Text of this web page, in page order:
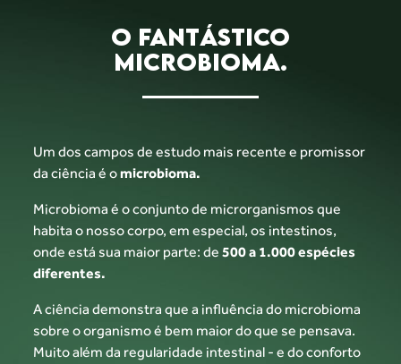
O FANTÁSTICO
MICROBIOMA.
Um dos campos de estudo mais recente e promissor
da ciência é omicrobioma.
Microbioma é o conjunto de microrganismos que
habita o nosso corpo, em especial, os intestinos,
onde está sua maior parte: de500 a 1.000espécies
diferentes.
A ciência demonstra que a influência do microbioma
sobre o organismo é bem maiordo que se pensava.
Muito além da regularidade intestinal - e do conforto